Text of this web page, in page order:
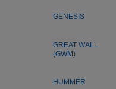
GENESIS
GREAT WALL
(GWM)
HUMMER